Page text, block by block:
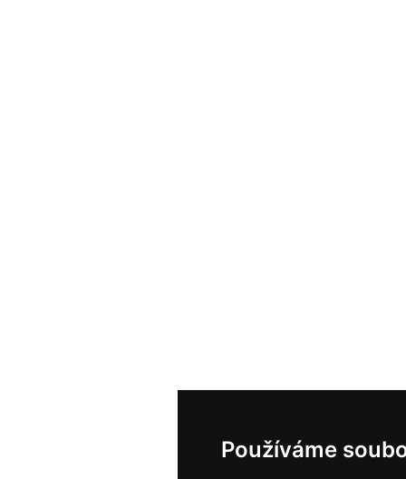
Používáme